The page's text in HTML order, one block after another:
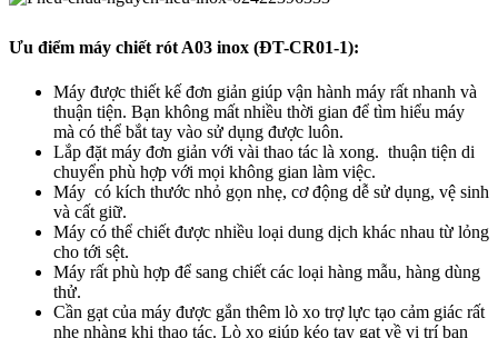
Ưu điểm máy chiết rót A03 inox (ĐT-CR01-1):
Máy được thiết kế đơn giản giúp vận hành máy rất nhanh và
thuận tiện. Bạn không mất nhiều thời gian để tìm hiểu máy
mà có thể bắt tay vào sử dụng được luôn.
Lắp đặt máy đơn giản với vài thao tác là xong. thuận tiện di
chuyển phù hợp với mọi không gian làm việc.
Máy có kích thước nhỏ gọn nhẹ, cơ động dễ sử dụng, vệ sinh
và cất giữ.
Máy có thể chiết được nhiều loại dung dịch khác nhau từ lỏng
cho tới sệt.
Máy rất phù hợp để sang chiết các loại hàng mẫu, hàng dùng
thử.
Cần gạt của máy được gắn thêm lò xo trợ lực tạo cảm giác rất
nhẹ nhàng khi thao tác. Lò xo giúp kéo tay gạt về vị trí ban